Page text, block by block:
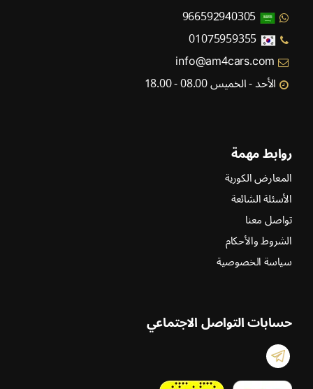
966592940305
01075959355
info@am4cars.com
الأحد - الخميس 08.00 - 18.00
روابط مهمة
المعارض الكورية
الأسئلة الشائعة
تواصل معنا
الشروط والأحكام
سياسة الخصوصية
حسابات التواصل الاجتماعي